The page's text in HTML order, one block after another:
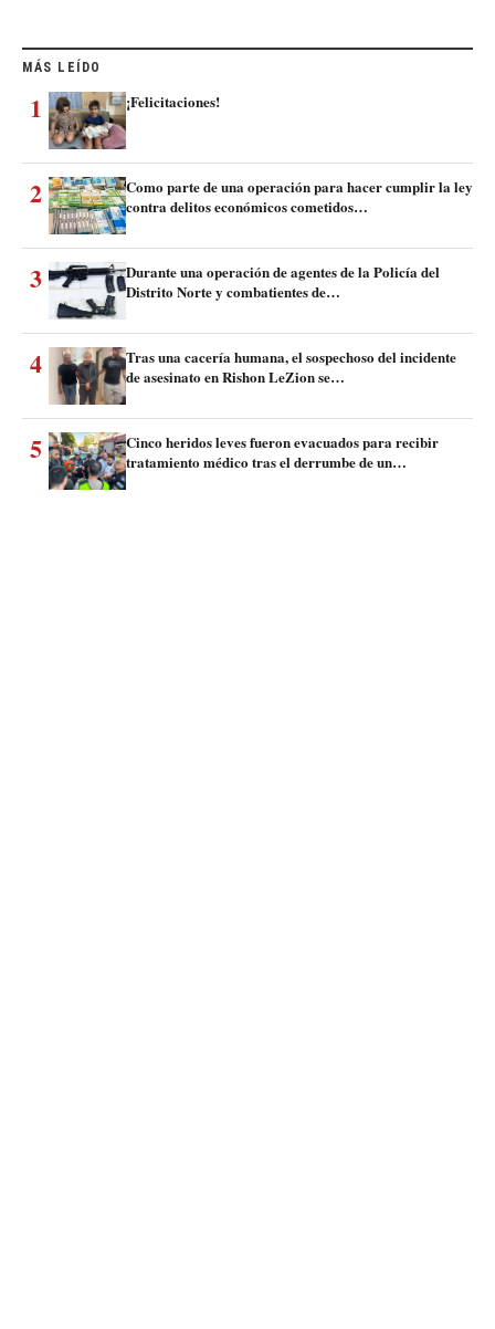
MÁS LEÍDO
1 ¡Felicitaciones!
2
Como parte de una operación para hacer cumplir la ley
contra delitos económicos cometidos…
3
Durante una operación de agentes de la Policía del
Distrito Norte y combatientes de…
4
Tras una cacería humana, el sospechoso del incidente
de asesinato en Rishon LeZion se…
5
Cinco heridos leves fueron evacuados para recibir
tratamiento médico tras el derrumbe de un…